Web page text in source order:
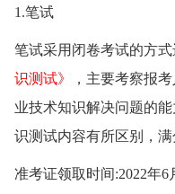
1.笔试
笔试采用闭卷考试的方
识测试》
，主要考察报
业技术知识解决问题的
识测试内容有所区别，满
准考证领取时间:2022年